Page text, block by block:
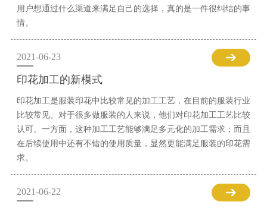
用户想通过什么渠道来满足自己的选择，真的是一件很纠结的事
情。
2021-06-23
印花加工的新模式
印花加工是服装印花中比较常见的加工工艺，在目前的服装行业
比较常见。对于很多做服装的人来说，他们对印花加工工艺比较
认可。一方面，这种加工工艺能够满足多元化的加工需求；而且
在后续使用中还有不错的使用质量，显然更能满足服装的印花需
求。
2021-06-22